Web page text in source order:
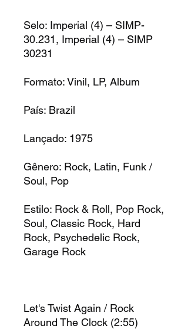
Selo: Imperial (4) – SIMP-
30.231, Imperial (4) – SIMP
30231
Formato: Vinil, LP, Album
País: Brazil
Lançado: 1975
Gênero: Rock, Latin, Funk /
Soul, Pop
Estilo: Rock & Roll, Pop Rock,
Soul, Classic Rock, Hard
Rock, Psychedelic Rock,
Garage Rock
Let's Twist Again / Rock
Around The Clock (2:55)